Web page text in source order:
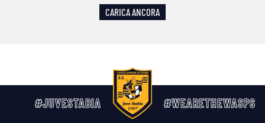
CARICA ANCORA
#JUVESTABIA #WEARETHEWASPS